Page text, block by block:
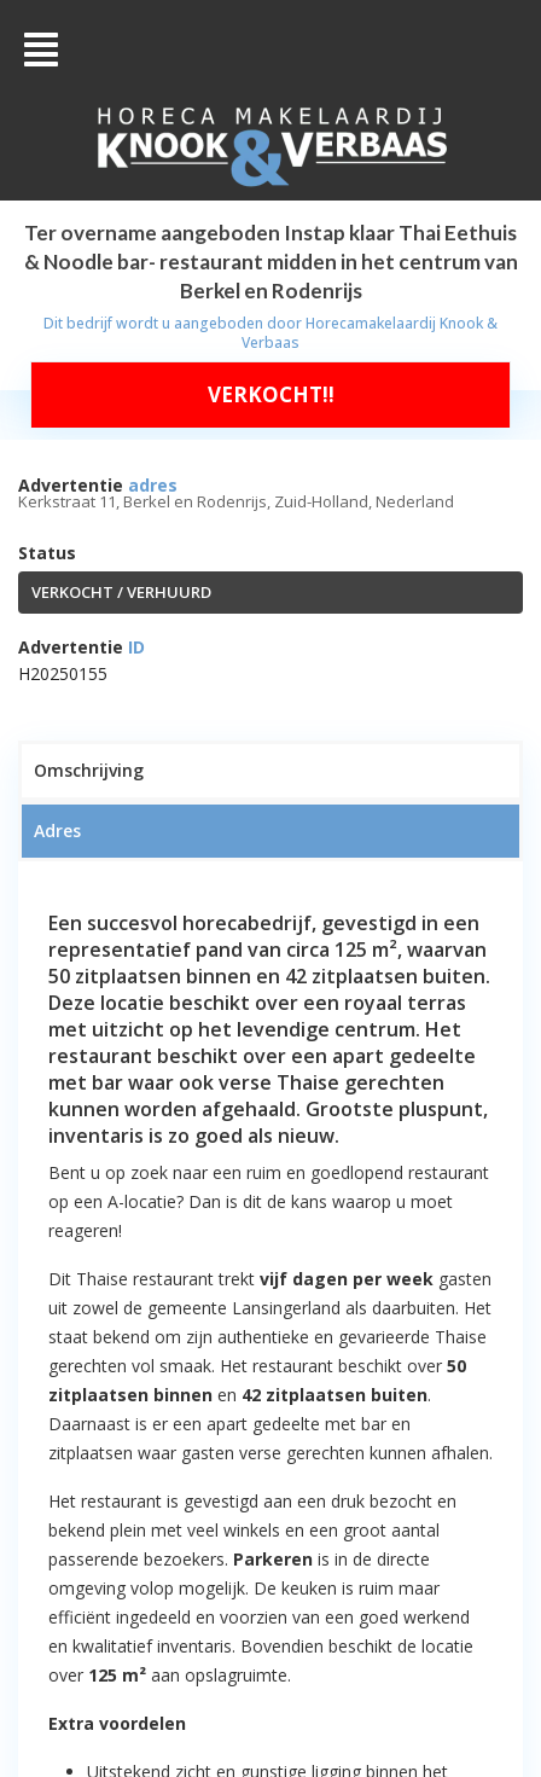
Ter overname aangeboden Instap klaar Thai Eethuis
& Noodle bar- restaurant midden in het centrum van
Berkel en Rodenrijs
Dit bedrijf wordt u aangeboden doorHorecamakelaardij Knook &
Verbaas
VERKOCHT!!
Advertentie adres
Kerkstraat 11, Berkel en Rodenrijs, Zuid-Holland, Nederland
Status
VERKOCHT / VERHUURD
Advertentie ID
H20250155
restaurant midden in het centrum
van Berkel en Rodenrijs
Omschrijving
Adres
Een succesvol horecabedrijf, gevestigd in een
representatief pand van circa 125 m², waarvan
50 zitplaatsen binnen en 42 zitplaatsen buiten.
Deze locatie beschikt over een royaal terras
met uitzicht op het levendige centrum. Het
restaurant beschikt over een apart gedeelte
met bar waar ook verse Thaise gerechten
kunnen worden afgehaald. Grootste pluspunt,
inventaris is zo goed als nieuw.
Bent u op zoek naar een ruim en goedlopend restaurant
op een A-locatie? Dan is dit de kans waarop u moet
reageren!
Dit Thaise restaurant trekt vijf dagen per week gasten
uit zowel de gemeente Lansingerland als daarbuiten. Het
staat bekend om zijn authentieke en gevarieerde Thaise
gerechten vol smaak. Het restaurant beschikt over 50
zitplaatsen binnen en 42 zitplaatsen buiten.
Daarnaast is er een apart gedeelte met bar en
zitplaatsen waar gasten verse gerechten kunnen afhalen.
Het restaurant is gevestigd aan een druk bezocht en
bekend plein met veel winkels en een groot aantal
passerende bezoekers. Parkeren is in de directe
omgeving volop mogelijk. De keuken is ruim maar
efficiënt ingedeeld en voorzien van een goed werkend
en kwalitatief inventaris. Bovendien beschikt de locatie
over 125 m² aan opslagruimte.
Extra voordelen
Uitstekend zicht en gunstige ligging binnen het